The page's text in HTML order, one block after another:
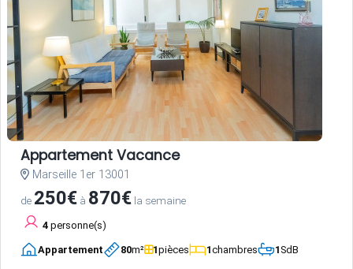
Appartement Vacance
Marseille 1er 13001
de 250€ à 870€ la semaine
4 personne(s)
Appartement 80m² 1pièces 1chambres 1SdB